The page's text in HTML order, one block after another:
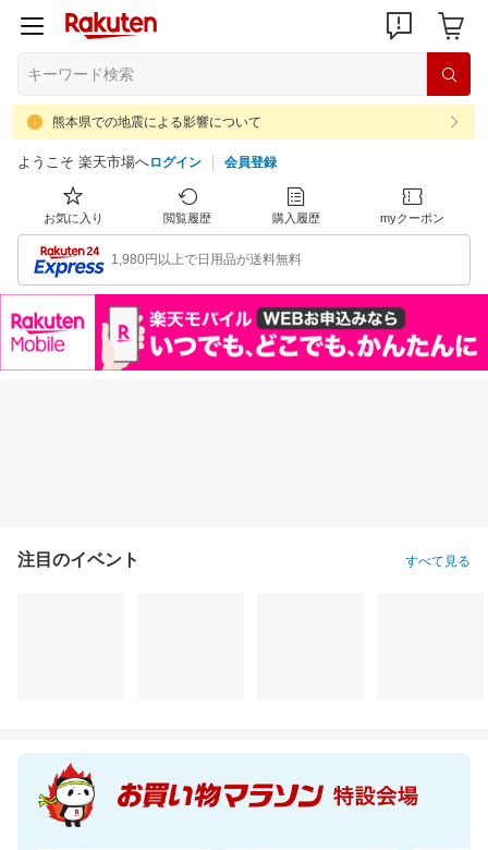
熊本県での地震による影響について
ようこそ 楽天市場へログイン 会員登録
お気に入り 閲覧履歴 購入履歴 myクーポン
1,980円以上で日用品が送料無料
注目のイベント すべて見る